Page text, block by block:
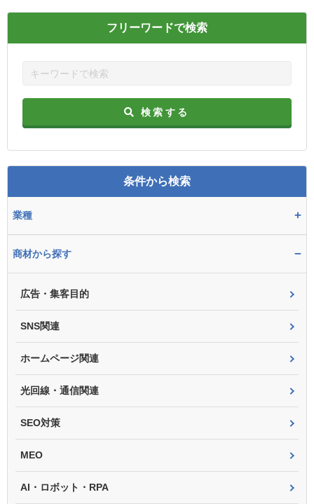
フリーワードで検索
検索する
条件から検索
業種 +
商材から探す −
広告・集客目的
SNS関連
ホームページ関連
光回線・通信関連
SEO対策
MEO
AI・ロボット・RPA